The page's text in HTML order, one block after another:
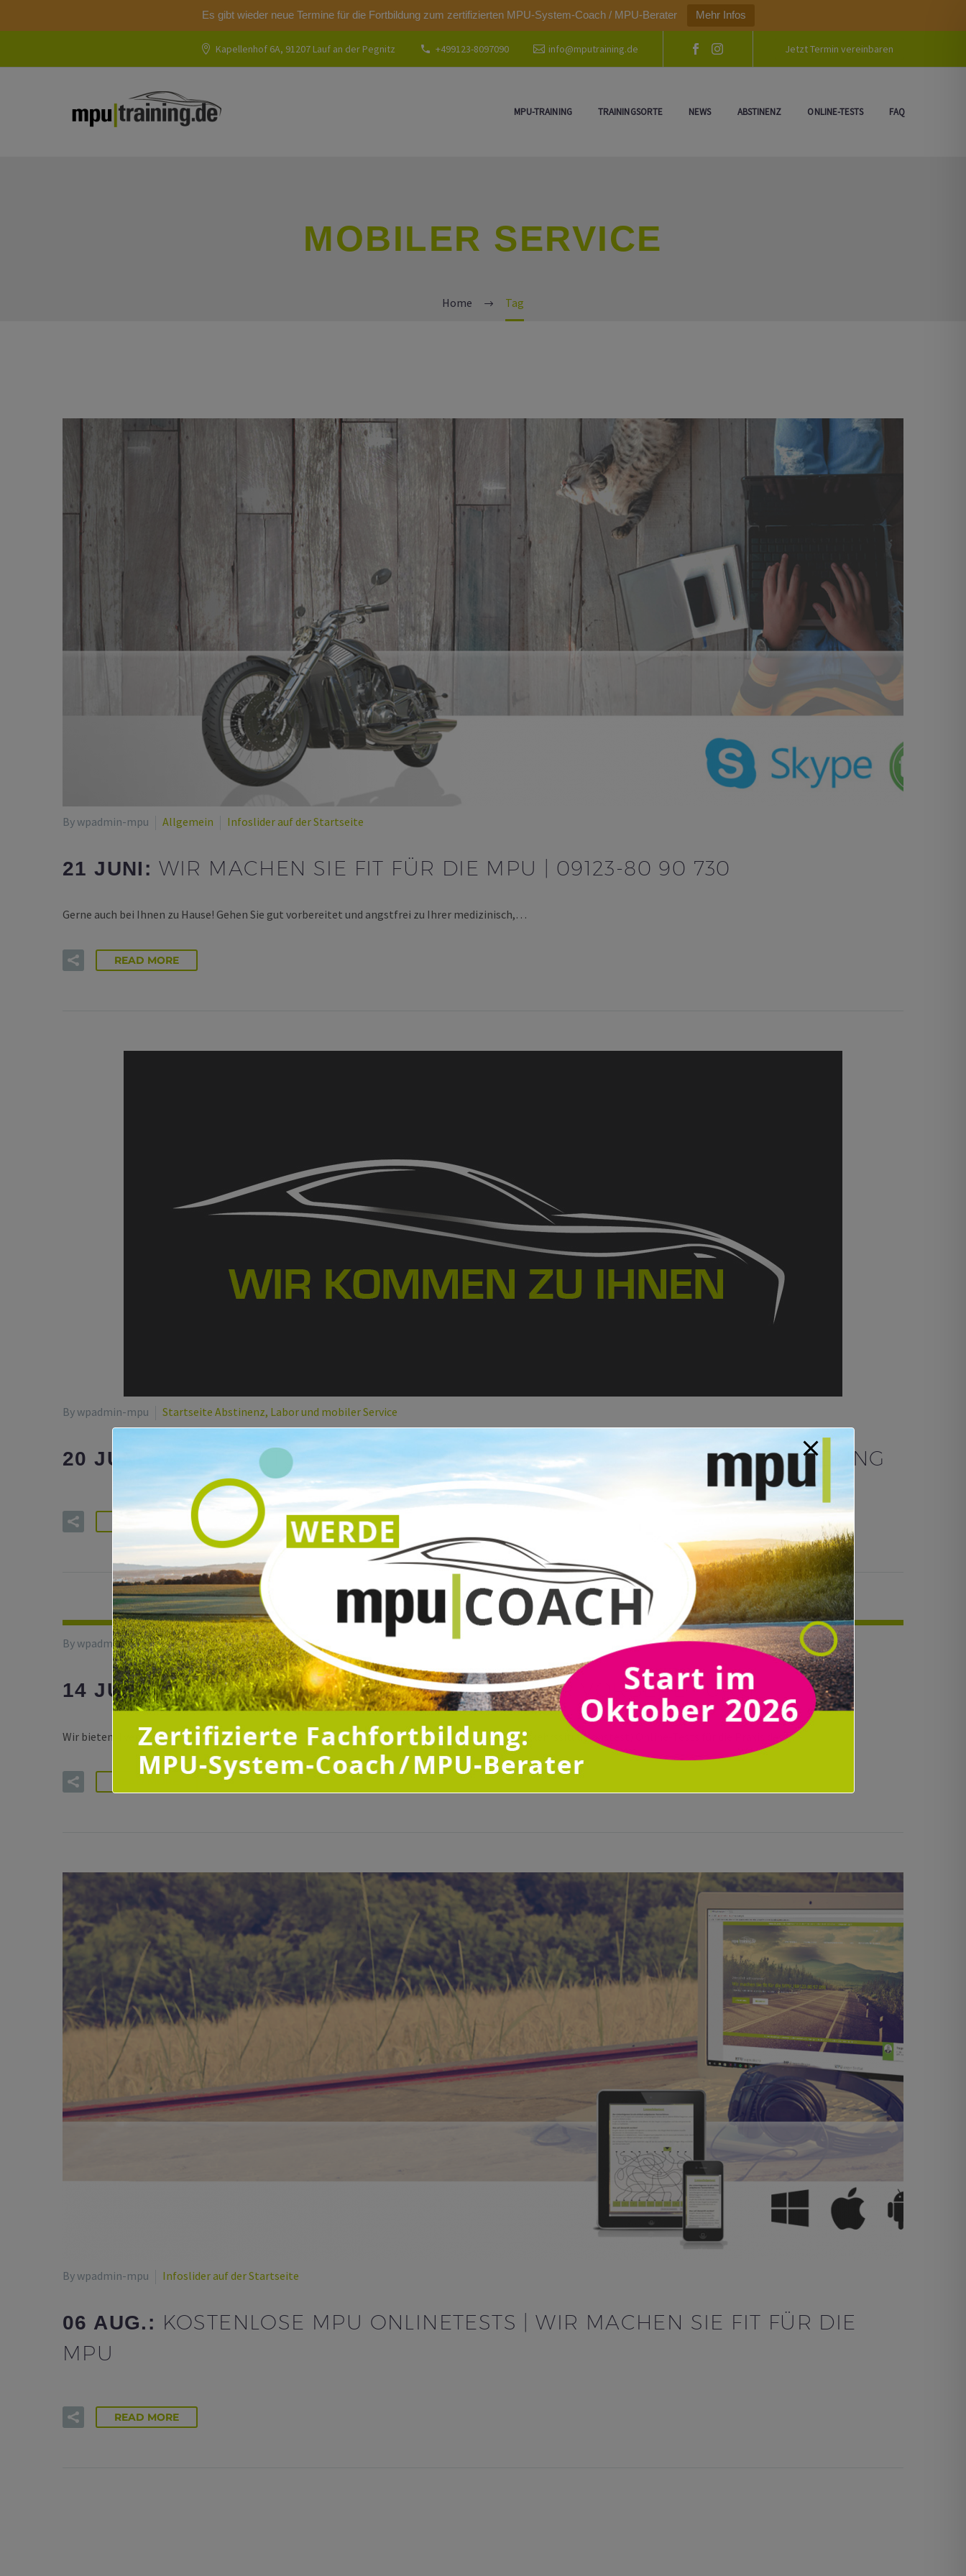
Es gibt wieder neue Termine für die Fortbildung zum zertifizierten MPU-System-Coach / MPU-Berater Mehr Infos
Kapellenhof 6A, 91207 Lauf an der Pegnitz +499123-8097090 info@mputraining.de Jetzt Termin vereinbaren
MPU-TRAINING TRAININGSORTE NEWS ABSTINENZ ONLINE-TESTS FAQ
MOBILER SERVICE
Home Tag
By wpadmin-mpu Allgemein Infoslider auf der Startseite
21 JUNI: WIR MACHEN SIE FIT FÜR DIE MPU | 09123-80 90 730
Gerne auch bei Ihnen zu Hause! Gehen Sie gut vorbereitet und angstfrei zu Ihrer medizinisch,…
READ MORE
By wpadmin-mpu Startseite Abstinenz, Labor und mobiler Service
20 JUNI: VORBEREITUNG BEI IHNEN ZUHAUSE IN GEWOHNTER UMGEBUNG
By wpadmin-mpu Allgemein
14 JUNI:KOSTENLOSE MPU ONLINE-TESTS ZUR VORBEREITUNG
Wir bieten 4 verschiedene MPU Online-Tests an: Tachioskopischer Verkehrsauffassungstest (Verkehrssituationstest) Online-Tests für die Praxis des…
By wpadmin-mpu Infoslider auf der Startseite
06 AUG.: KOSTENLOSE MPU ONLINETESTS | WIR MACHEN SIE FIT FÜR DIE
MPU
READ MORE
modal-check